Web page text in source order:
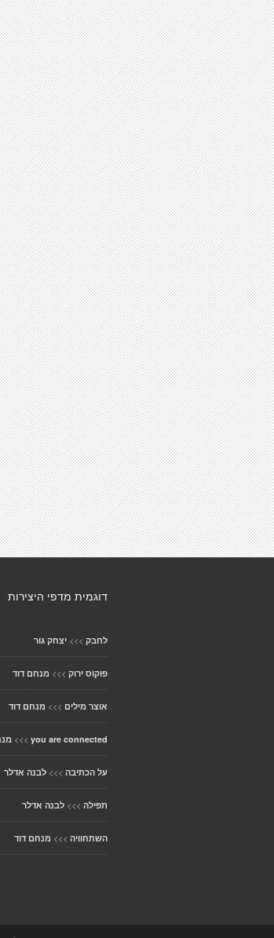
דוגמית מדפי היצירות
לחבק >>> יצחק גור
פוקוס ירוק >>> מנחם דוד
אוצר מילים >>> מנחם דוד
you are connected
>>>
על הכתיבה >>> לבנה אדלר
תפילה >>> לבנה אדלר
השתחוויה >>> מנחם דוד